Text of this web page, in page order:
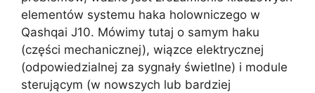
elementów systemu haka holowniczego w
Qashqai J10. Mówimy tutaj o samym haku
(części mechanicznej), wiązce elektrycznej
(odpowiedzialnej za sygnały świetlne) i module
sterującym (w nowszych lub bardziej